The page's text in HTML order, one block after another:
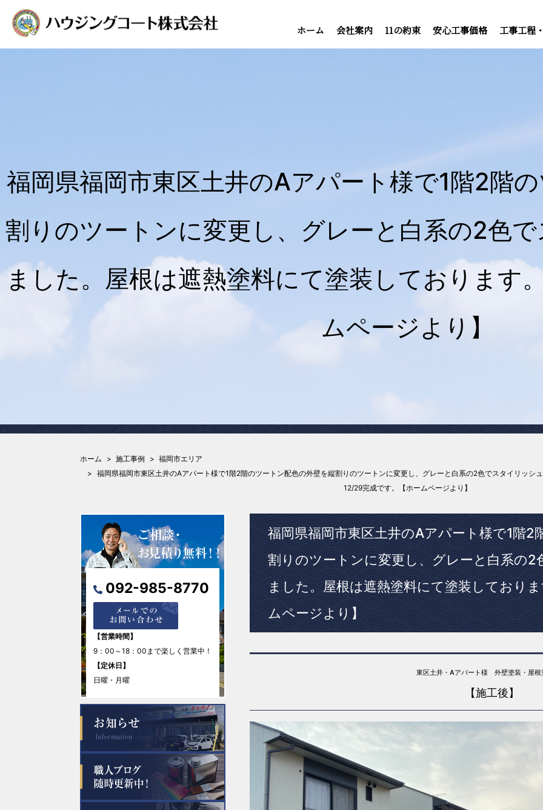
ホーム 会社案内 11の約束 安心工事価格 工事工程
福岡県福岡市東区土井のAアパート様で1階2階
割りのツートンに変更し、グレーと白系の2色
ました。屋根は遮熱塗料にて塗装しております
ムページより】
ホーム 施工事例
福岡市エリア
福岡県福岡市東区土井のAアパート様で1階2階のツートン配色の外壁を縦割りのツートンに変更し、グレーと白系の2色でスタイリッシ
12/29完成です。【ホームページより】
福岡県福岡市東区土井のAアパート様で1階2
割りのツートンに変更し、グレーと白系の
ました。屋根は遮熱塗料にて塗装しており
ムページより】
東区土井・Aアパート様 外壁塗装・屋根
【施工後】
092-985-8770
【営業時間】
9：00～18：00まで楽しく営業中！
【定休日】
日曜・月曜